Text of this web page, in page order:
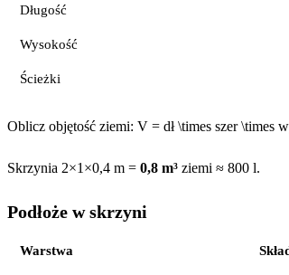
Długość
Wysokość
Ścieżki
Oblicz objętość ziemi: V = dł \times szer \times
Skrzynia 2×1×0,4 m = 0,8 m³ ziemi ≈ 800 l.
Podłoże w skrzyni
Warstwa